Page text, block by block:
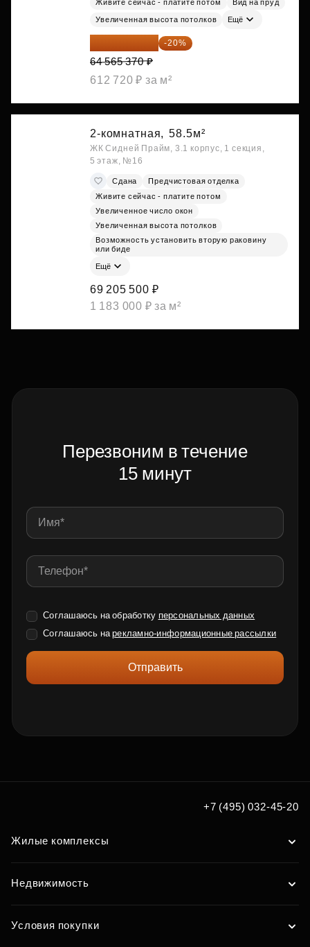
Живите сейчас - платите потом
Вид на пруд
Увеличенная высота потолков Ещё
51 652 296 ₽ -20%
64 565 370 ₽
612 720 ₽ за м²
2-комнатная, 58.5м²
ЖК Сидней Прайм, 3.1 корпус, 1 секция,
5 этаж, №16
Сдана
Предчистовая отделка
Живите сейчас - платите потом
Увеличенное число окон
Увеличенная высота потолков
Возможность установить вторую раковину
или биде
Ещё
69 205 500 ₽
1 183 000 ₽ за м²
Перезвоним в течение
15 минут
Соглашаюсь на обработку персональных данных
Соглашаюсь нарекламно-информационные рассылки
Отправить
+7 (495) 032-45-20
Жилые комплексы
Недвижимость
Условия покупки